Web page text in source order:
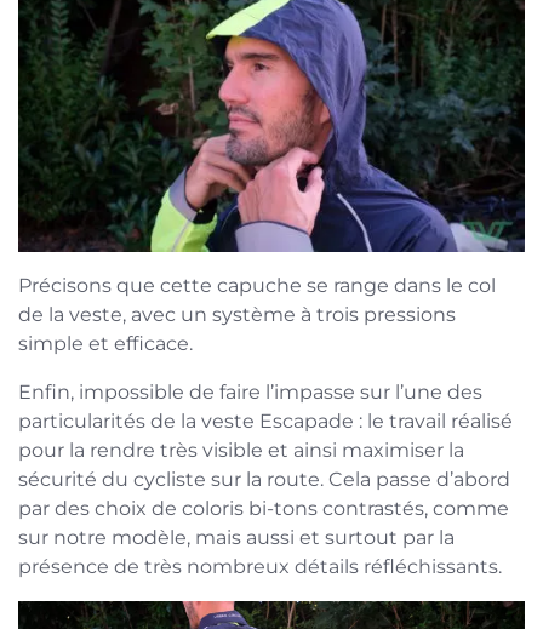
Précisons que cette capuche se range dans le col
de la veste, avec un système à trois pressions
simple et efficace.
Enfin, impossible de faire l’impasse sur l’une des
particularités de la veste Escapade : le travail réalisé
pour la rendre très visible et ainsi maximiser la
sécurité du cycliste sur la route. Cela passe d’abord
par des choix de coloris bi-tons contrastés, comme
sur notre modèle, mais aussi et surtout par la
présence de très nombreux détails réfléchissants.